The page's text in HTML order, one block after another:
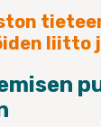
liitto